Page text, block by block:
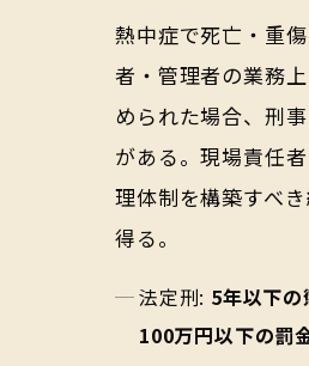
熱中症で死亡・重
者・管理者の業務
められた場合、刑
がある。現場責任
理体制を構築すべ
得る。
法定刑: 5年以下
100万円以下の罰